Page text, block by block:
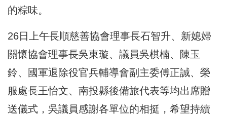
的粽味。
26日上午長順慈善協會理事長石智升、新媳婦
關懷協會理事長吳東璇、議員吳棋楠、陳玉
鈴、國軍退除役官兵輔導會副主委傅正誠、榮
服處長王怡文、南投縣後備旅代表等均出席贈
送儀式，吳議員感謝各單位的相挺，希望持續